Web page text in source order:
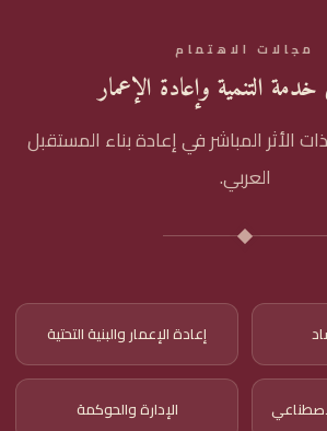
مجالات الاهتمام
التنمية وإعادة الإعمار
الأثر المباشر في إعادة بناء المستقبل
العربي.
إعادة الإعمار والبنية التحتية
الإدارة والحوكمة